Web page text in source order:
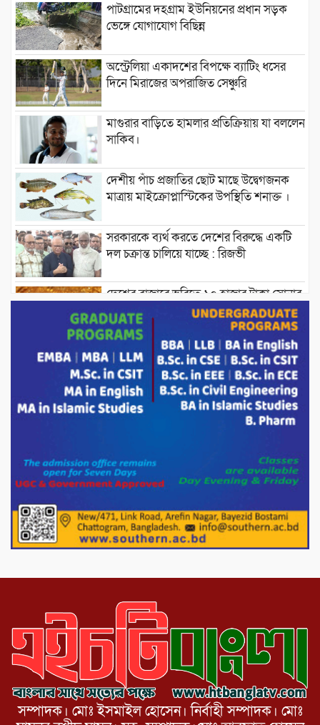
পাটগ্রামের দহগ্রাম ইউনিয়নের প্রধান সড়ক
ভেঙ্গে যোগাযোগ বিছিন্ন
অস্ট্রেলিয়া একাদশের বিপক্ষে ব্যাটিং ধসের
দিনে মিরাজের অপরাজিত সেঞ্চুরি
মাগুরার বাড়িতে হামলার প্রতিক্রিয়ায় যা বললেন
সাকিব।
দেশীয় পাঁচ প্রজাতির ছোট মাছে উদ্বেগজনক
মাত্রায় মাইক্রোপ্লাস্টিকের উপস্থিতি শনাক্ত ।
সরকারকে ব্যর্থ করতে দেশের বিরুদ্ধে একটি
দল চক্রান্ত চালিয়ে যাচ্ছে : রিজভী
দেশের বাজারে ভরিতে ১০ হাজার টাকা সোনার
দাম বাড়ানোর ঘোষণা।
ভারপ্রাপ্ত রাষ্ট্রপতি হাফিজ উদ্দিন আহমদের
সাথে এইচটি বাংলা অনলাইন পোর্টাল ও আইপি
টিভির সম্পাদক মোঃ ইসমাইল হোসেনের
সৌজন্য সাক্ষাৎ।
পাটগ্রামে জুলাই অভ্যুত্থান দিবস উপলক্ষে
পোরশায় গণঅভ্যুত্থান দিবসে শহিদ ও জুলাই
১১ দলীয় ঐক্য পোরশা উপজেলা শাখার
সম্পাদক। মোঃ ইসমাইল হোসেন। নির্বাহী সম্পাদক। মোঃ